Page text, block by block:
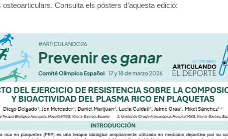
Consulta els pósters d’aquesta edició: